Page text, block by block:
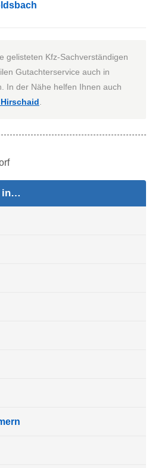
gelisteten Kfz-Sachverständigen
Gutachterservice auch in
In der Nähe helfen Ihnen auch
.
in…